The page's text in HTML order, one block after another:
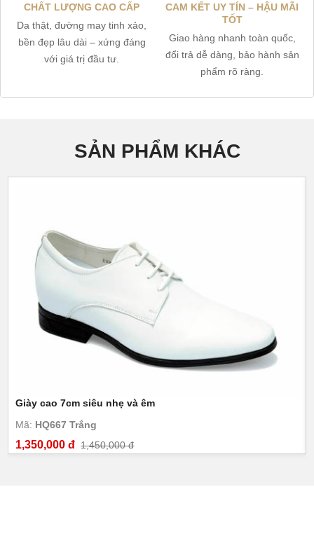
CHẤT LƯỢNG CAO CẤP
Da thật, đường may tinh xảo,
bền đẹp lâu dài – xứng đáng
với giá trị đầu tư.
CAM KẾT UY TÍN – HẬU MÃI
TỐT
Giao hàng nhanh toàn quốc,
đổi trả dễ dàng, bảo hành sản
phẩm rõ ràng.
SẢN PHẨM KHÁC
Giày cao 7cm siêu nhẹ và êm
Mã: HQ667 Trắng
1,350,000 đ 1,450,000 đ